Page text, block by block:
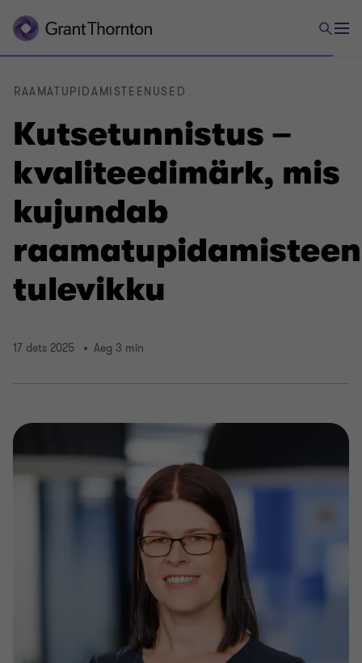
Kutsetunnistus –
kvaliteedimärk, mis
kujundab
tulevikku
RAAMATUPIDAMISTEENUSED
17 dets 2025 Aeg 3 min